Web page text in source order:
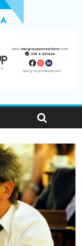
julio: bajó un 12,6%